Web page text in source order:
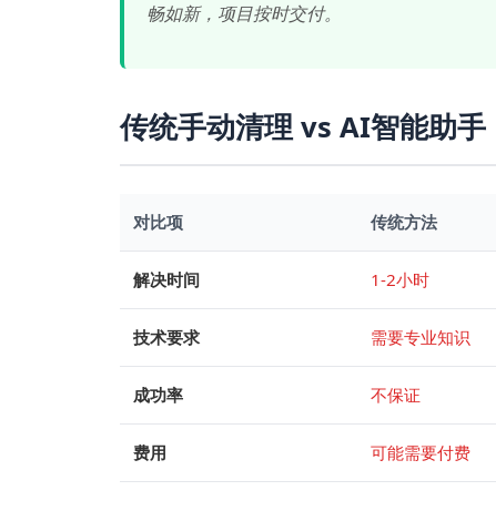
畅如新，项目按时交付。
传统手动清理 vs AI智能助手
对比项 传统方法
解决时间 1-2小时
技术要求 需要专业知识
成功率 不保证
费用 可能需要付费